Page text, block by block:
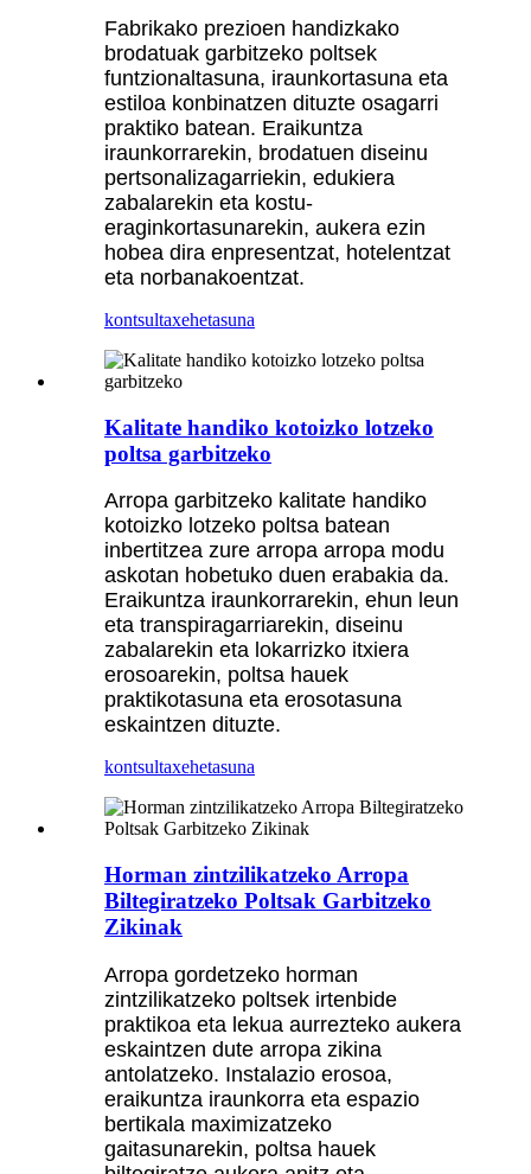
Fabrikako prezioen handizkako
brodatuak garbitzeko poltsek
funtzionaltasuna, iraunkortasuna eta
estiloa konbinatzen dituzte osagarri
praktiko batean. Eraikuntza
iraunkorrarekin, brodatuen diseinu
pertsonalizagarriekin, edukiera
zabalarekin eta kostu-
eraginkortasunarekin, aukera ezin
hobea dira enpresentzat, hotelentzat
eta norbanakoentzat.
kontsultaxehetasuna
Kalitate handiko kotoizko lotzeko
poltsa garbitzeko
Arropa garbitzeko kalitate handiko
kotoizko lotzeko poltsa batean
inbertitzea zure arropa arropa modu
askotan hobetuko duen erabakia da.
Eraikuntza iraunkorrarekin, ehun leun
eta transpiragarriarekin, diseinu
zabalarekin eta lokarrizko itxiera
erosoarekin, poltsa hauek
praktikotasuna eta erosotasuna
eskaintzen dituzte.
kontsultaxehetasuna
Horman zintzilikatzeko Arropa
Biltegiratzeko Poltsak Garbitzeko
Zikinak
Arropa gordetzeko horman
zintzilikatzeko poltsek irtenbide
praktikoa eta lekua aurrezteko aukera
eskaintzen dute arropa zikina
antolatzeko. Instalazio erosoa,
eraikuntza iraunkorra eta espazio
bertikala maximizatzeko
gaitasunarekin, poltsa hauek